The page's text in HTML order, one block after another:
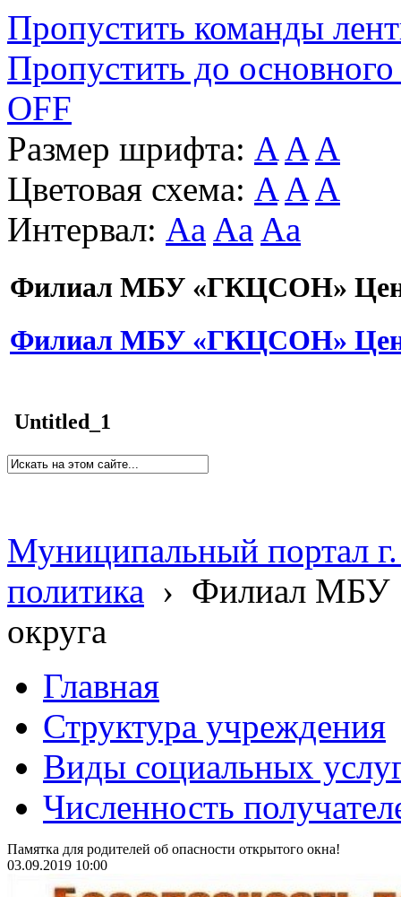
Пропустить команды
Пропустить до основного
OFF
Размер шрифта: A A A
Цветовая схема: A A A
Интервал: Aa Aa Aa
Филиал МБУ «ГКЦСОН»
Филиал МБУ «ГКЦСОН»
Untitled_1
Муниципальный портал
политика › Филиал МБУ
округа
Главная
Структура учреждения
Виды социальных
Численность
Памятка для родителей об опасности открытого окна!
03.09.2019 10:00